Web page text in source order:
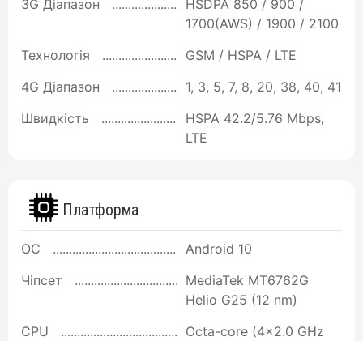
3G Діапазон
HSDPA 850 / 900 /
1700(AWS) / 1900 / 2100
Технологія
GSM / HSPA / LTE
4G Діапазон
1, 3, 5, 7, 8, 20, 38, 40, 41
Швидкість
HSPA 42.2/5.76 Mbps,
LTE
Платформа
ОС
Android 10
Чіпсет
MediaTek MT6762G
Helio G25 (12 nm)
CPU
Octa-core (4x2.0 GHz